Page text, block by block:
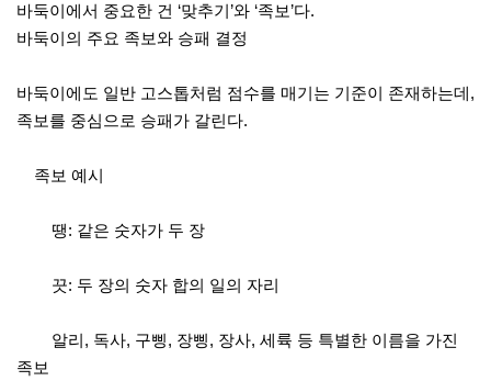
바둑이에서 중요한 건 ‘맞추기’와 ‘족보’다.
바둑이의 주요 족보와 승패 결정
바둑이에도 일반 고스톱처럼 점수를 매기는 기준이 존재하는데,
족보를 중심으로 승패가 갈린다.
족보 예시
땡: 같은 숫자가 두 장
끗: 두 장의 숫자 합의 일의 자리
알리, 독사, 구삥, 장삥, 장사, 세륙 등 특별한 이름을 가진
족보